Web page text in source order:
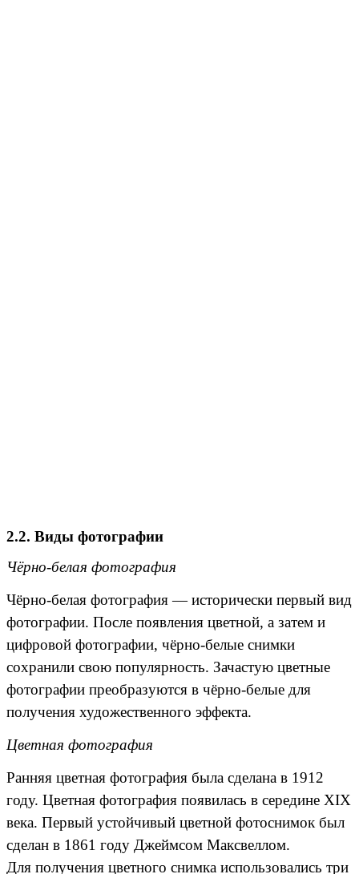
2.2. Виды фотографии
Чёрно-белая фотография
Чёрно-белая фотография — исторически первый вид
фотографии. После появления цветной, а затем и
цифровой фотографии, чёрно-белые снимки
сохранили свою популярность. Зачастую цветные
фотографии преобразуются в чёрно-белые для
получения художественного эффекта.
Цветная фотография
Ранняя цветная фотография была сделана в 1912
году. Цветная фотография появилась в середине XIX
века. Первый устойчивый цветной фотоснимок был
сделан в 1861 году Джеймсом Максвеллом.
Для получения цветного снимка использовались три